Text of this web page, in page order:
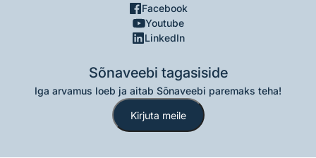
Facebook
Youtube
LinkedIn
Sõnaveebi tagasiside
Iga arvamus loeb ja aitab Sõnaveebi paremaks teha!
Kirjuta meile